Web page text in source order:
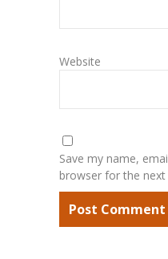
Website
Save my name,
browser for the